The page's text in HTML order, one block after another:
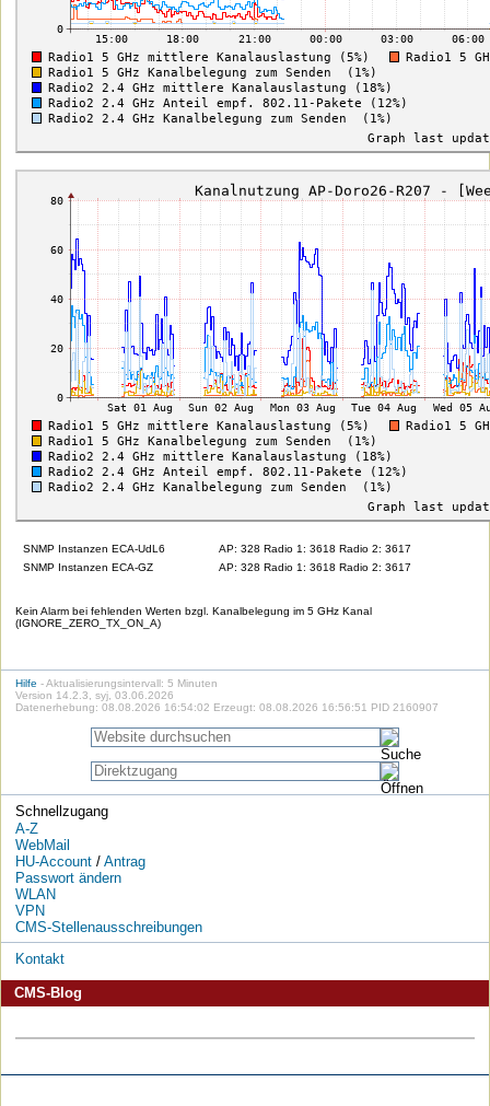
SNMP Instanzen ECA-UdL6
AP: 328 Radio 1: 3618 Radio 2: 3617
SNMP Instanzen ECA-GZ
AP: 328 Radio 1: 3618 Radio 2: 3617
Kein Alarm bei fehlenden Werten bzgl. Kanalbelegung im 5 GHz Kanal
(IGNORE_ZERO_TX_ON_A)
Hilfe - Aktualisierungsintervall: 5 Minuten
Version 14.2.3, syj, 03.06.2026
Datenerhebung: 08.08.2026 16:54:02 Erzeugt: 08.08.2026 16:56:51 PID 2160907
Schnellzugang
A-Z
WebMail
HU-Account/ Antrag
Passwort ändern
WLAN
VPN
CMS-Stellenausschreibungen
Kontakt
CMS-Blog